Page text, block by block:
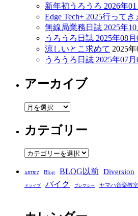
新年初うろうろ 2026年01
Edge Tech+ 2025行ってき
無線局業務日誌 2025年10
うろうろ日誌 2025年08月
涼しいとこ求めて 2025年
うろうろ日誌 2025年07月
アーカイブ
ア
カ
イ
ブ
カテゴリー
カ
ゴ
リ
ARTRIZ Blog BLOG以前 Diversion
ドライブ バイク プレマシー ヤマハ音楽教室